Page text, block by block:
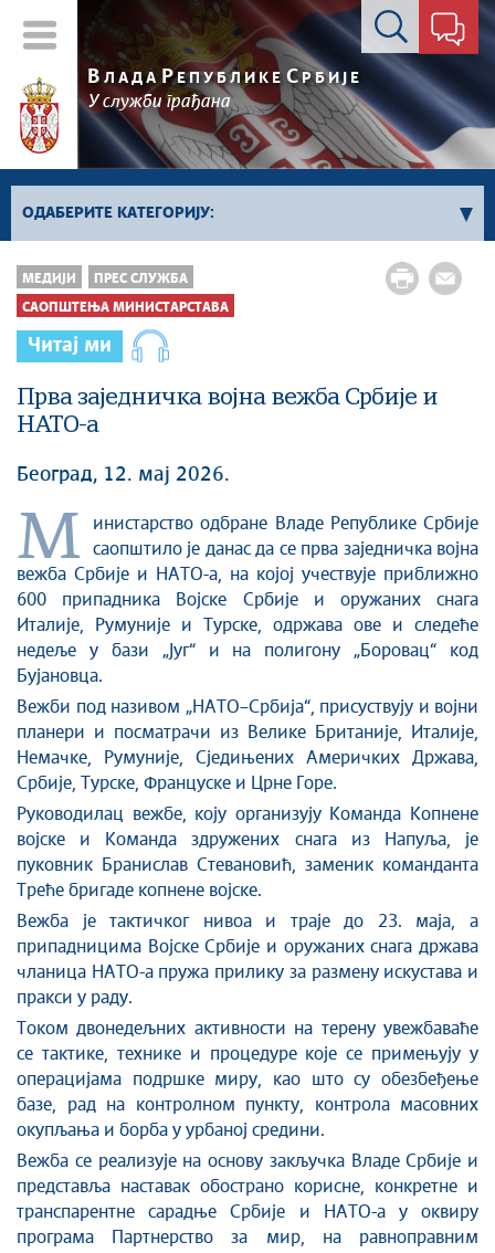
Контакт форма
В ЛАДА РЕПУБЛИКЕ СРБИЈЕ
У служби грађана
ОДАБЕРИТЕ КАТЕГОРИЈУ:
Kонференцијe за новинаре
Најавe и обавештења
Саопштења Владе
Саопштења министарстава
Аудио прес
МЕДИЈИ ПРЕС СЛУЖБА
САОПШТЕЊА МИНИСТАРСТАВА
Читај ми
Прва заједничка војна вежба Србије и
НАТО-а
Београд, 12. мај 2026.
М
инистарство одбране Владе Републике Србије
саопштило је данас да се прва заједничка војна
вежба Србије и НАТО-а, на којој учествује приближно
600 припадника Војске Србије и оружаних снага
Италије, Румуније и Турске, одржава ове и следеће
недеље у бази „Југ“ и на полигону „Боровац“ код
Бујановца.
Вежби под називом „НАТО–Србија“, присуствују и војни
планери и посматрачи из Велике Британије, Италије,
Немачке, Румуније, Сједињених Америчких Држава,
Србије, Турске, Француске и Црне Горе.
Руководилац вежбе, коју организују Команда Копнене
војске и Команда здружених снага из Напуља, је
пуковник Бранислав Стевановић, заменик команданта
Треће бригаде копнене војске.
Вежба је тактичког нивоа и траје до 23. маја, а
припадницима Војске Србије и оружаних снага држава
чланица НАТО-а пружа прилику за размену искустава и
пракси у раду.
Током двонедељних активности на терену увежбаваће
се тактике, технике и процедуре које се примењују у
операцијама подршке миру, као што су обезбеђење
базе, рад на контролном пункту, контрола масовних
окупљања и борба у урбаној средини.
Вежба се реализује на основу закључка Владе Србије и
представља наставак обострано корисне, конкретне и
транспарентне сарадње Србије и НАТО-а у оквиру
програма Партнерство за мир, на равноправним